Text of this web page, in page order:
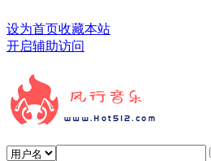
设为首页收藏本站
开启辅助访问